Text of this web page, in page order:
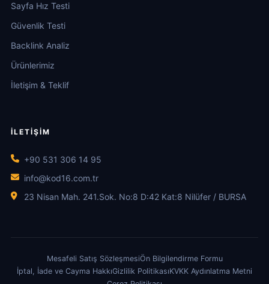
Sayfa Hız Testi
Güvenlik Testi
Backlink Analiz
Ürünlerimiz
İletişim & Teklif
İLETIŞIM
+90 531 306 14 95
info@kod16.com.tr
23 Nisan Mah. 241.Sok. No:8 D:42 Kat:8 Nilüfer / BURSA
Mesafeli Satış SözleşmesiÖn Bilgilendirme Formu
İptal, İade ve Cayma HakkıGizlilik PolitikasıKVKK Aydınlatma Metni